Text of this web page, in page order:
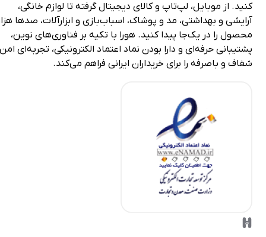
از موبایل، لپ‌تاپ و کالای دیجیتال گرفته تا لوازم خانگی،
و بهداشتی، مد و پوشاک، اسباب‌بازی و ابزارآلات، صدها هزار
را در یک‌جا پیدا کنید. هورا با تکیه بر فناوری‌های نوین،
حرفه‌ای و دارا بودن نماد اعتماد الکترونیکی، تجربه‌ای امن،
و باصرفه را برای خریداران ایرانی فراهم می‌کند.